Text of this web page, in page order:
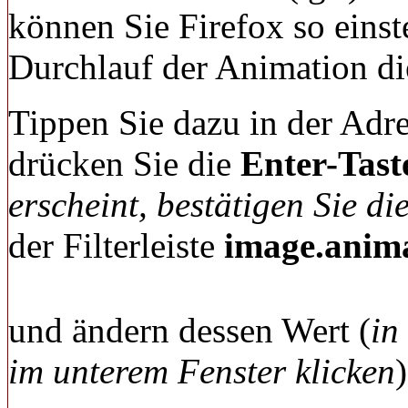
können Sie Firefox so
Durchlauf der Animation
Tippen Sie dazu in der
drücken Sie die Enter-
erscheint, bestätigen Sie
der Filterleiste
und ändern dessen Wert (in
im unterem Fenster klicken